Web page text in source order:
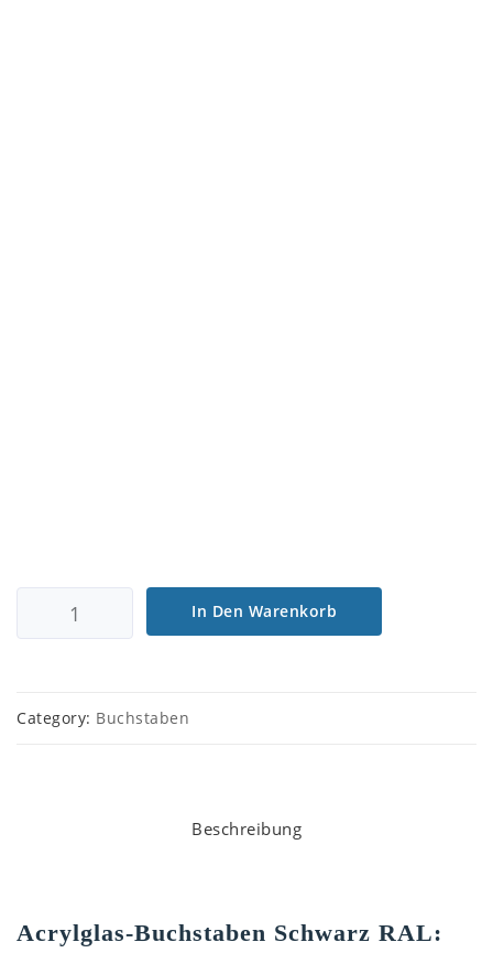
In Den Warenkorb
Category: Buchstaben
Beschreibung
Acrylglas-Buchstaben Schwarz RAL: